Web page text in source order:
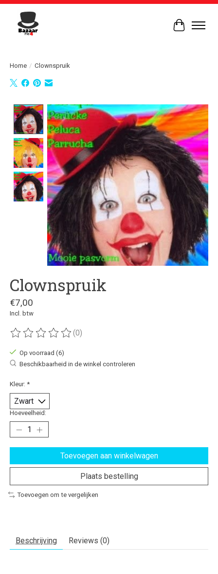
Home / Clownspruik
Product image slideshow Items
Clownspruik
€7,00
Incl. btw
De beoordeling van dit product is
(0)
Op voorraad (6)
Beschikbaarheid in de winkel controleren
Kleur: *
Hoeveelheid:
Toevoegen aan winkelwagen
Plaats bestelling
Toevoegen om te vergelijken
Beschrijving Reviews (0)